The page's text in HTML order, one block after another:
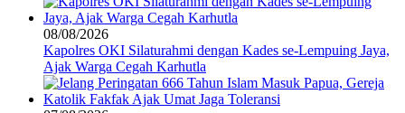
08/08/2026
Kapolres OKI Silaturahmi dengan Kades se-Lempuing Jaya,
Ajak Warga Cegah Karhutla